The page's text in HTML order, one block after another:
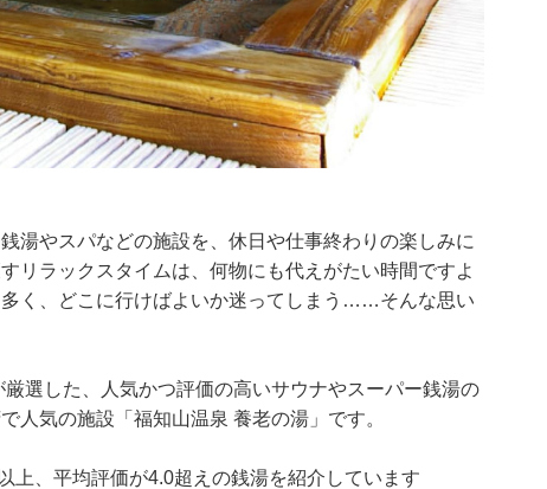
湯やスパなどの施設を、休日や仕事終わりの楽しみに
リラックスタイムは、何物にも代えがたい時間ですよ
く、どこに行けばよいか迷ってしまう……そんな思い
選した、人気かつ評価の高いサウナやスーパー銭湯の
人気の施設「福知山温泉 養老の湯」です。
、平均評価が4.0超えの銭湯を紹介しています